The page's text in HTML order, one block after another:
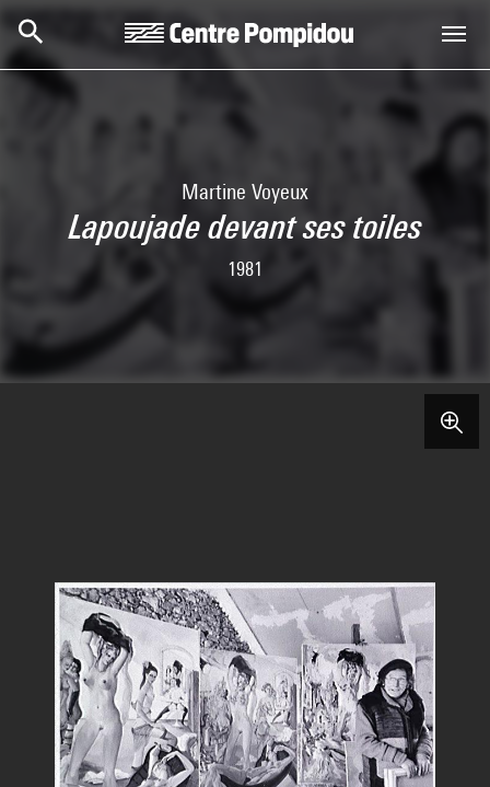
Skip to main content
Centre Pompidou
Martine Voyeux
Lapoujade devant ses toiles
1981